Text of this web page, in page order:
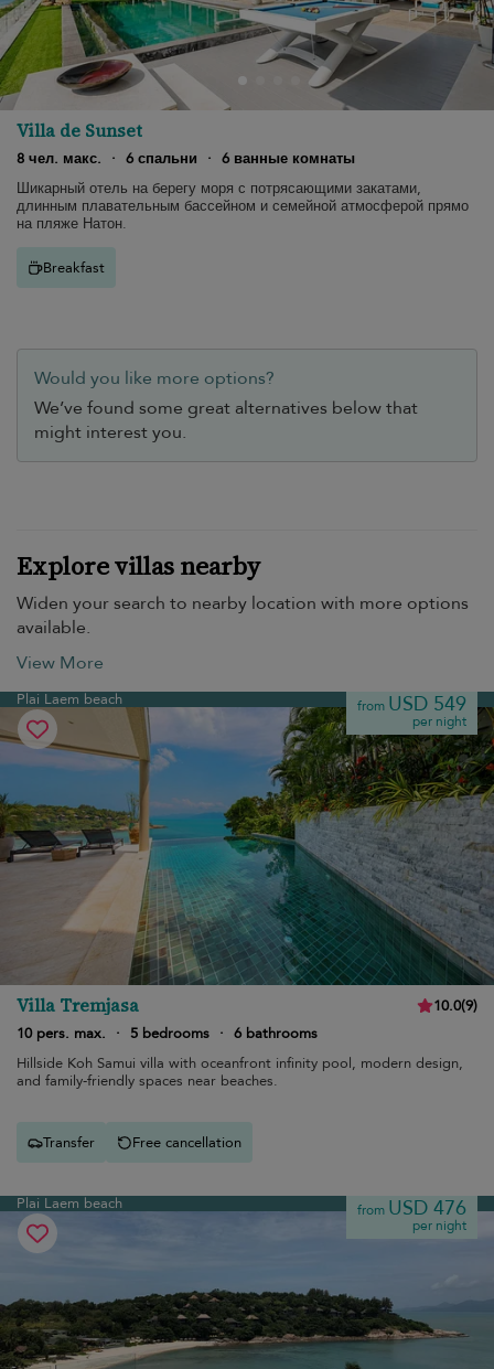
Villa de Sunset
8 чел. макс. · 6 спальни · 6 ванные комнаты
Шикарный отель на берегу моря с потрясающими закатами,
длинным плавательным бассейном и семейной атмосферой прямо
на пляже Натон.
Breakfast
Would you like more options?
We’ve found some great alternatives below that
might interest you.
Explore villas nearby
Widen your search to nearby location with more options
available.
View More
Plai Laem beach from USD 549
per night
Villa Tremjasa 10.0(9)
10 pers. max.
· 5 bedrooms · 6 bathrooms
Hillside Koh Samui villa with oceanfront infinity pool, modern design,
and family-friendly spaces near beaches.
Transfer Free cancellation
Plai Laem beach from USD 476
per night